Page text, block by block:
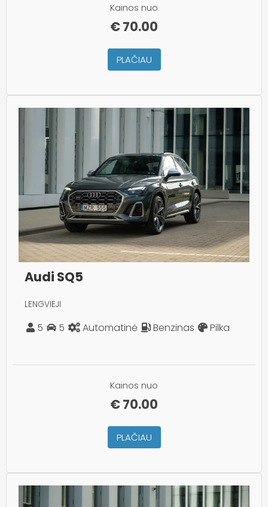
Kainos nuo
€70.00
PLAČIAU
Audi SQ5
LENGVIEJI
5 5 Automatinė Benzinas Pilka
Kainos nuo
€70.00
PLAČIAU